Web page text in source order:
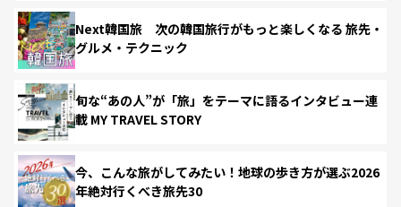
Next韓国旅 次の韓国旅行がもっと楽しくなる 旅先・
グルメ・テクニック
旬な“あの人”が「旅」をテーマに語るインタビュー連
載 MY TRAVEL STORY
今、こんな旅がしてみたい！地球の歩き方が選ぶ2026
年絶対行くべき旅先30